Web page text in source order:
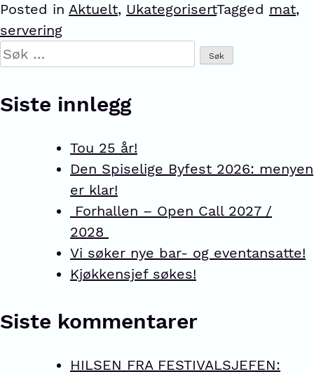
Posted in Aktuelt, UkategorisertTagged mat,
servering
Siste innlegg
Tou 25 år!
Den Spiselige Byfest 2026: menyen
er klar!
Forhallen – Open Call 2027 /
2028
Vi søker nye bar- og eventansatte!
Kjøkkensjef søkes!
Siste kommentarer
HILSEN FRA FESTIVALSJEFEN: